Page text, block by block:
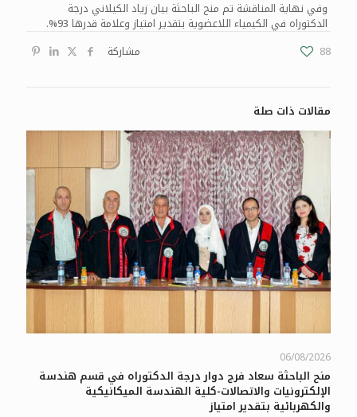
وفي نهاية المناقشة تم منح الباحثة بيان زياد الكيلاني درجة
الدكتوراه في الكيمياء اللاعضوية بتقدير امتياز وعلامة قدرها 93%.
مشاركة
88
مقالات ذات صلة
06/08/2026
منح الباحثة سعاد فرج دوار درجة الدكتوراه في قسم هندسة
الإلكترونيات والاتصالات-كلية الهندسة الميكانيكية
والكهربائية بتقدير امتياز